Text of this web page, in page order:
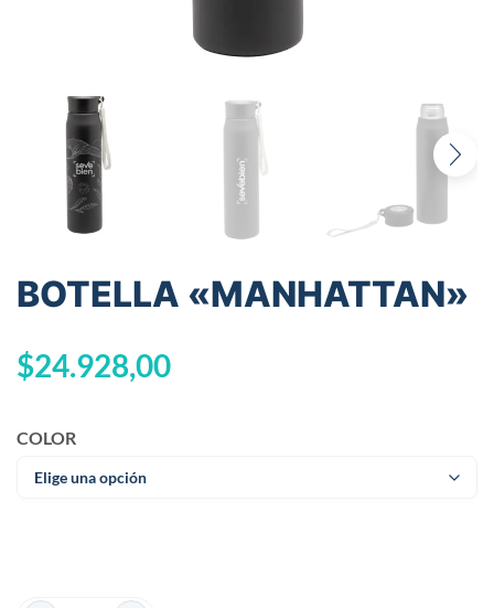
BOTELLA «MANHATTAN»
$24.928,00
COLOR